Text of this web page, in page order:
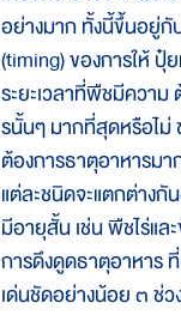
อย่างมาก ทั้งนี้ขึ้นอยู่กั
(timing) ของการให้
ระยะเวลาที่พืชมีความ
รนั้นๆ มากที่สุดหรือไม่
ต้องการธาตุอาหารม
แต่ละชนิดจะแตกต่าง
มีอายุสั้น เช่น พืชไร่แล
การดึงดูดธาตุอาหาร
เด่นชัดอย่างน้อย ๓ ช่